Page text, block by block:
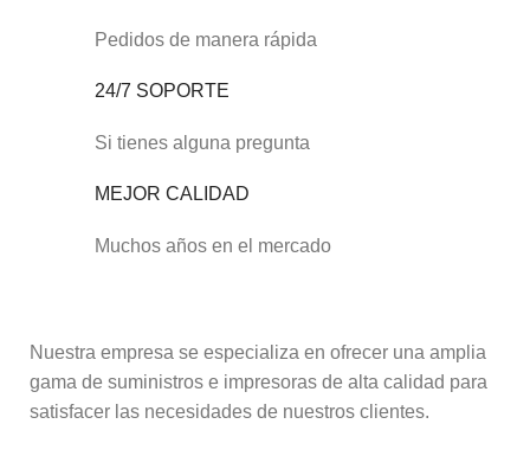
Pedidos de manera rápida
24/7 SOPORTE
Si tienes alguna pregunta
MEJOR CALIDAD
Muchos años en el mercado
Nuestra empresa se especializa en ofrecer una amplia
gama de suministros e impresoras de alta calidad para
satisfacer las necesidades de nuestros clientes.